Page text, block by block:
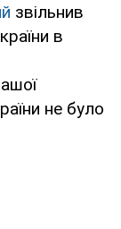
звільнив
в
не було